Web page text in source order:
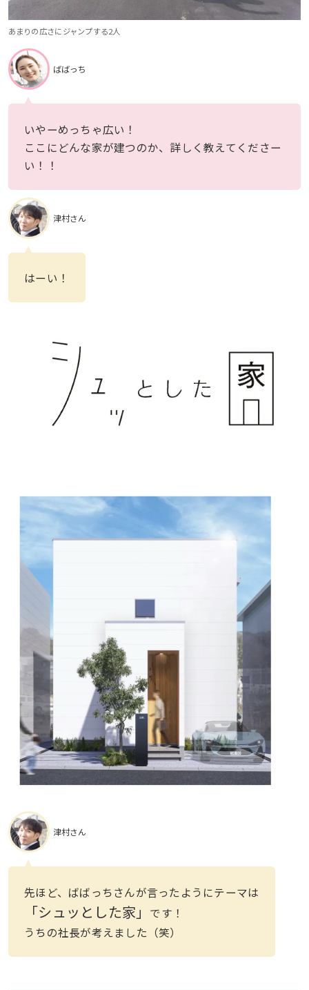
あまりの広さにジャンプする2人
ばばっち
いやーめっちゃ広い！
ここにどんな家が建つのか、詳しく教えてくださー
い！！
津村さん
はーい！
津村さん
先ほど、ばばっちさんが言ったようにテーマは
「シュッとした家」
です！
うちの社長が考えました（笑）